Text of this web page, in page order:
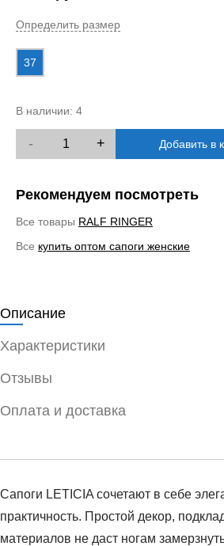
Определить размер
37
В наличии: 4
- + Добавить в
Рекомендуем посмотреть
Все товары RALF RINGER
Все купить оптом сапоги женские
Описание
Характеристики
Отзывы
Оплата и доставка
Сапоги LETICIA сочетают в себе
практичность. Простой декор,
материалов не даст ногам